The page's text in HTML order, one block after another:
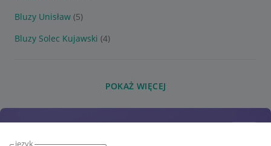
język
Bluzy Unisław (5)
Bluzy Solec Kujawski (4)
POKAŻ WIĘCEJ